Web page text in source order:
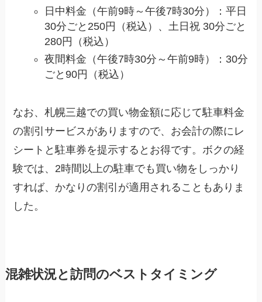
日中料金（午前9時～午後7時30分）：平日
30分ごと250円（税込）、土日祝 30分ごと
280円（税込）
夜間料金（午後7時30分～午前9時）：30分
ごと90円（税込）
なお、札幌三越での買い物金額に応じて駐車料金
の割引サービスがありますので、お会計の際にレ
シートと駐車券を提示するとお得です。ボクの経
験では、2時間以上の駐車でも買い物をしっかり
すれば、かなりの割引が適用されることもありま
した。
混雑状況と訪問のベストタイミング